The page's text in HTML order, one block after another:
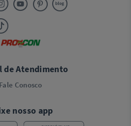
de Atendimento
Fale Conosco
nosso app